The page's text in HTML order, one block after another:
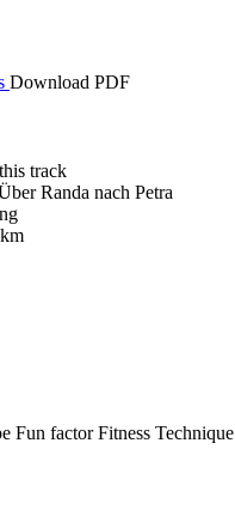
Download PDF
track
Randa nach Petra
Fun factor Fitness Technique